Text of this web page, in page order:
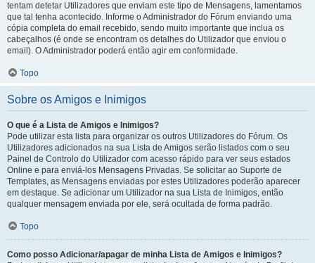
tentam detetar Utilizadores que enviam este tipo de Mensagens, lamentamos
que tal tenha acontecido. Informe o Administrador do Fórum enviando uma
cópia completa do email recebido, sendo muito importante que inclua os
cabeçalhos (é onde se encontram os detalhes do Utilizador que enviou o
email). O Administrador poderá então agir em conformidade.
Topo
Sobre os Amigos e Inimigos
O que é a Lista de Amigos e Inimigos?
Pode utilizar esta lista para organizar os outros Utilizadores do Fórum. Os
Utilizadores adicionados na sua Lista de Amigos serão listados com o seu
Painel de Controlo do Utilizador com acesso rápido para ver seus estados
Online e para enviá-los Mensagens Privadas. Se solicitar ao Suporte de
Templates, as Mensagens enviadas por estes Utilizadores poderão aparecer
em destaque. Se adicionar um Utilizador na sua Lista de Inimigos, então
qualquer mensagem enviada por ele, será ocultada de forma padrão.
Topo
Como posso Adicionar/apagar de minha Lista de Amigos e Inimigos?